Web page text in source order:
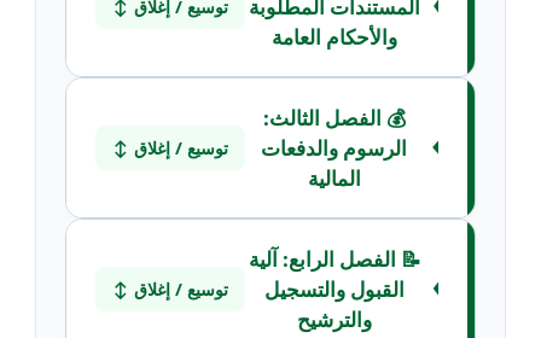
المستندات المطلوبة
والأحكام العامة
توسيع / إغلاق ↕
💰 الفصل الثالث:
الرسوم والدفعات
المالية
توسيع / إغلاق ↕
📝 الفصل الرابع: آلية
القبول والتسجيل
والترشيح
توسيع / إغلاق ↕